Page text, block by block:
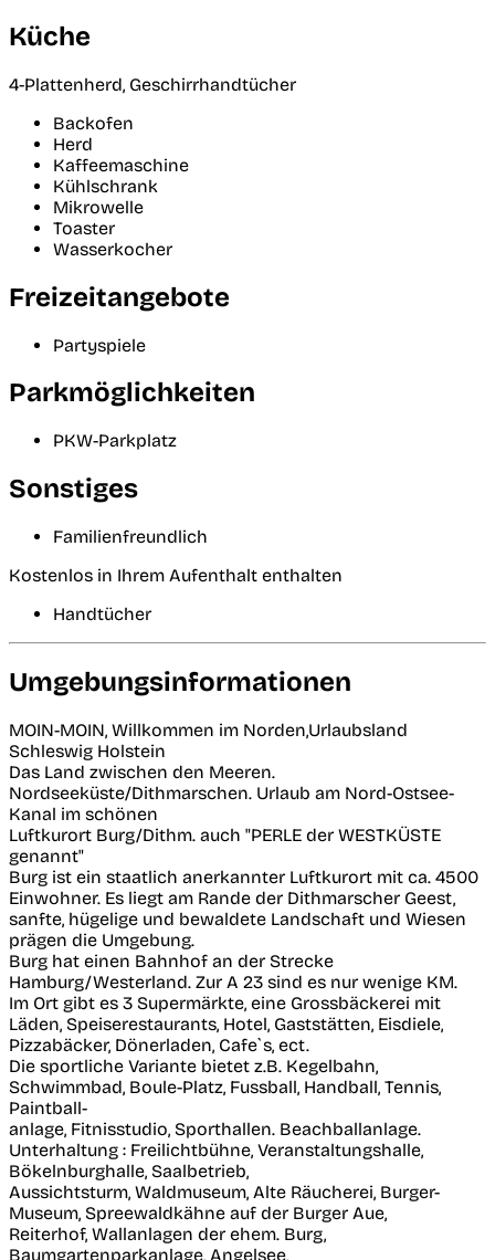
Küche
4-Plattenherd, Geschirrhandtücher
Backofen
Herd
Kaffeemaschine
Kühlschrank
Mikrowelle
Toaster
Wasserkocher
Freizeitangebote
Partyspiele
Parkmöglichkeiten
PKW-Parkplatz
Sonstiges
Familienfreundlich
Kostenlos in Ihrem Aufenthalt enthalten
Handtücher
Umgebungsinformationen
MOIN-MOIN, Willkommen im Norden,Urlaubsland
Schleswig Holstein
Das Land zwischen den Meeren.
Nordseeküste/Dithmarschen. Urlaub am Nord-Ostsee-
Kanal im schönen
Luftkurort Burg/Dithm. auch "PERLE der WESTKÜSTE
genannt"
Burg ist ein staatlich anerkannter Luftkurort mit ca. 4500
Einwohner. Es liegt am Rande der Dithmarscher Geest,
sanfte, hügelige und bewaldete Landschaft und Wiesen
prägen die Umgebung.
Burg hat einen Bahnhof an der Strecke
Hamburg/Westerland. Zur A 23 sind es nur wenige KM.
Im Ort gibt es 3 Supermärkte, eine Grossbäckerei mit
Läden, Speiserestaurants, Hotel, Gaststätten, Eisdiele,
Pizzabäcker, Dönerladen, Cafe`s, ect.
Die sportliche Variante bietet z.B. Kegelbahn,
Schwimmbad, Boule-Platz, Fussball, Handball, Tennis,
Paintball-
anlage, Fitnisstudio, Sporthallen. Beachballanlage.
Unterhaltung : Freilichtbühne, Veranstaltungshalle,
Bökelnburghalle, Saalbetrieb,
Aussichtsturm, Waldmuseum, Alte Räucherei, Burger-
Museum, Spreewaldkähne auf der Burger Aue,
Reiterhof, Wallanlagen der ehem. Burg,
Baumgartenparkanlage, Angelsee,